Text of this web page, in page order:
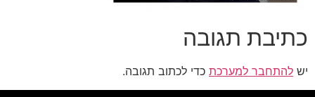
כתיבת תגובה
יש להתחבר למערכת כדי לכתוב תגובה.